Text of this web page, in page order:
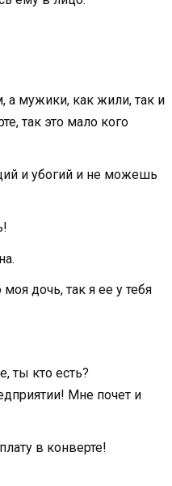
а мужики, как жили, так и
так это мало кого
и убогий и не можешь
дочь, так я ее у тебя
ты кто есть?
Мне почет и
в конверте!